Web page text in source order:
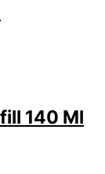
140 Ml